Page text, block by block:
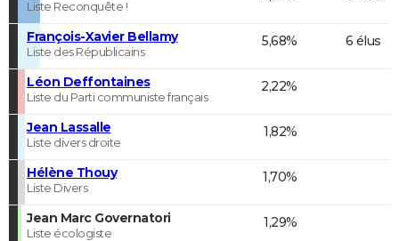
Liste Reconquête !
François-Xavier Bellamy
Liste des Républicains
5,68% 6 élus
Léon Deffontaines
Liste du Parti communiste français
2,22%
Jean Lassalle
Liste divers droite
1,82%
Hélène Thouy
Liste Divers
1,70%
Jean Marc Governatori
Liste écologiste
1,29%